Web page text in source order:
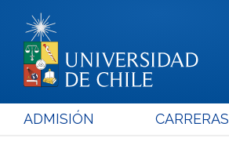
ADMISIÓN CARRERAS